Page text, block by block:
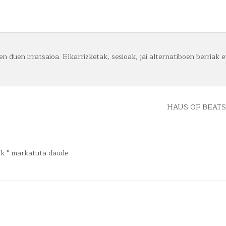
duen irratsaioa. Elkarrizketak, sesioak, jai alternatiboen berriak
HAUS OF
* markatuta daude